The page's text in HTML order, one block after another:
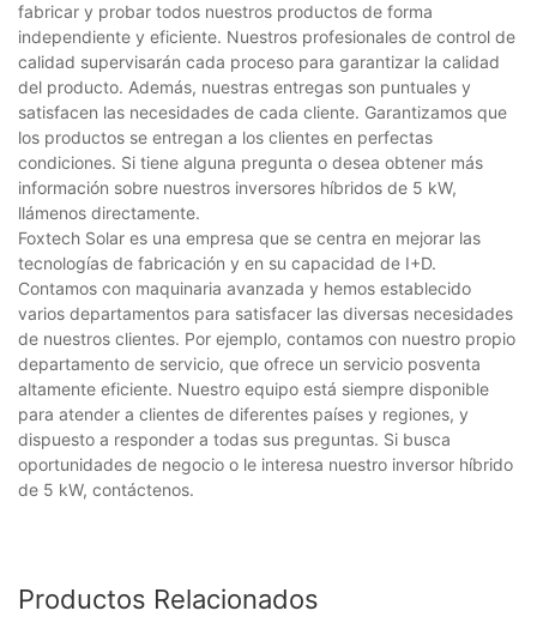
fabricar y probar todos nuestros productos de forma
independiente y eficiente. Nuestros profesionales de control de
calidad supervisarán cada proceso para garantizar la calidad
del producto. Además, nuestras entregas son puntuales y
satisfacen las necesidades de cada cliente. Garantizamos que
los productos se entregan a los clientes en perfectas
condiciones. Si tiene alguna pregunta o desea obtener más
información sobre nuestros inversores híbridos de 5 kW,
llámenos directamente.
Foxtech Solar es una empresa que se centra en mejorar las
tecnologías de fabricación y en su capacidad de I+D.
Contamos con maquinaria avanzada y hemos establecido
varios departamentos para satisfacer las diversas necesidades
de nuestros clientes. Por ejemplo, contamos con nuestro propio
departamento de servicio, que ofrece un servicio posventa
altamente eficiente. Nuestro equipo está siempre disponible
para atender a clientes de diferentes países y regiones, y
dispuesto a responder a todas sus preguntas. Si busca
oportunidades de negocio o le interesa nuestro inversor híbrido
de 5 kW, contáctenos.
Productos Relacionados